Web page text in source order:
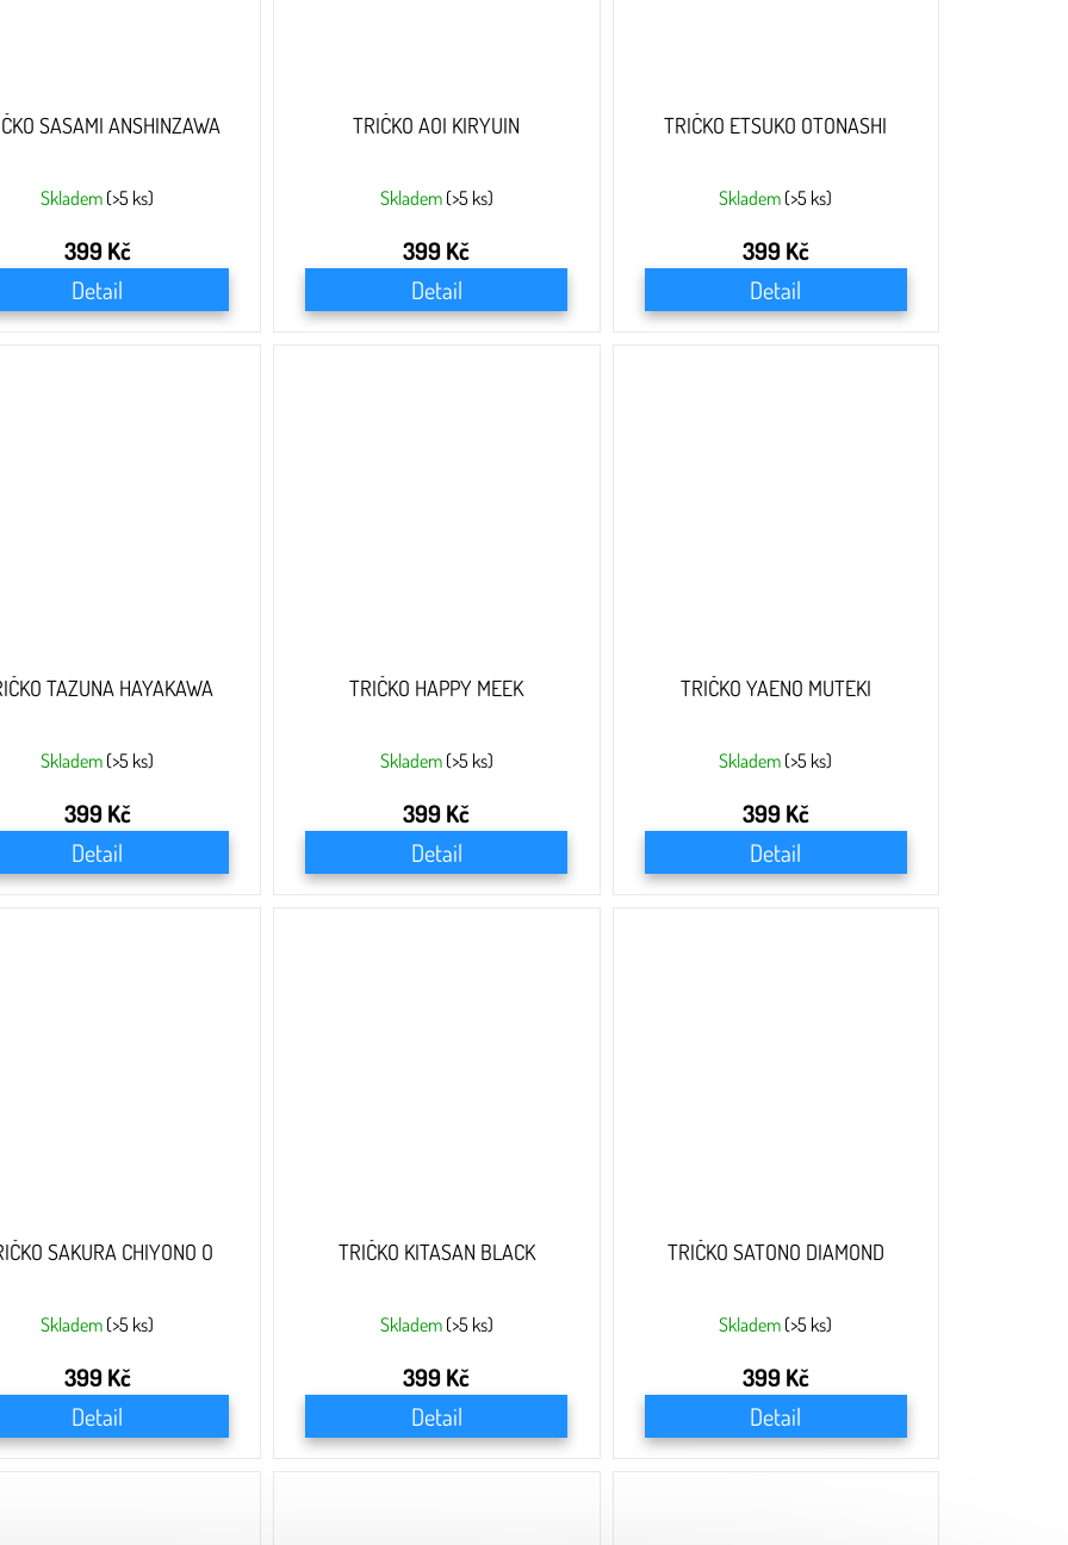
SASAMI ANSHINZAWA
Skladem (>5 ks)
399 Kč
Detail
TRIČKO AOI KIRYUIN
Skladem (>5 ks)
399 Kč
Detail
TRIČKO ETSUKO OTONASHI
Skladem (>5 ks)
399 Kč
Detail
TAZUNA HAYAKAWA
Skladem (>5 ks)
399 Kč
Detail
TRIČKO HAPPY MEEK
Skladem (>5 ks)
399 Kč
Detail
TRIČKO YAENO MUTEKI
Skladem (>5 ks)
399 Kč
Detail
SAKURA CHIYONO O
Skladem (>5 ks)
399 Kč
Detail
TRIČKO KITASAN BLACK
Skladem (>5 ks)
399 Kč
Detail
TRIČKO SATONO DIAMOND
Skladem (>5 ks)
399 Kč
Detail